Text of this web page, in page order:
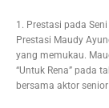
1. Prestasi pada Seni
Prestasi Maudy
yang memukau.
“Untuk Rena” pada
bersama aktor